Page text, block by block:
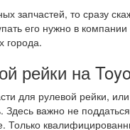
запчастей, то сразу
его нужно в
города.
рейки на
для рулевой рейки,
важно не